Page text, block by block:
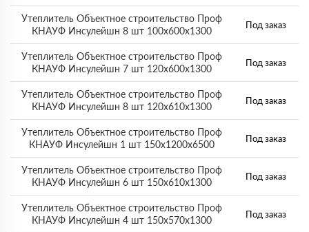
Утеплитель Объектное строительство Проф
КНАУФ Инсулейшн 8 шт 100х600х1300
Под заказ
Утеплитель Объектное строительство Проф
КНАУФ Инсулейшн 7 шт 120х600х1300
Под заказ
Утеплитель Объектное строительство Проф
КНАУФ Инсулейшн 8 шт 120х610х1300
Под заказ
Утеплитель Объектное строительство Проф
КНАУФ Инсулейшн 1 шт 150х1200х6500
Под заказ
Утеплитель Объектное строительство Проф
КНАУФ Инсулейшн 6 шт 150х610х1300
Под заказ
Утеплитель Объектное строительство Проф
КНАУФ Инсулейшн 4 шт 150х570х1300
Под заказ